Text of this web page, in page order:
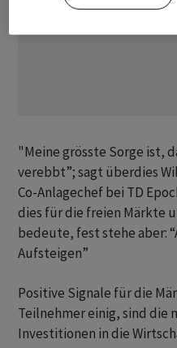
"Meine grösste Sorge ist,
verebbt”; sagt überdies
Co-Anlagechef bei TD
dies für die freien Märkte
bedeute, fest stehe aber:
Aufsteigen”
Positive Signale für die
Teilnehmer einig, sind die
Investitionen in die